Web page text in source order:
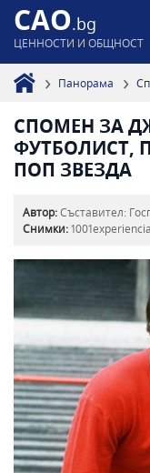
CAO.bg
ЦЕННОСТИ И ОБЩНОСТ
Панорама
СПОМЕН ЗА
ФУТБОЛИСТ,
ПОП ЗВЕЗДА
Автор:Съставител:
Снимки: